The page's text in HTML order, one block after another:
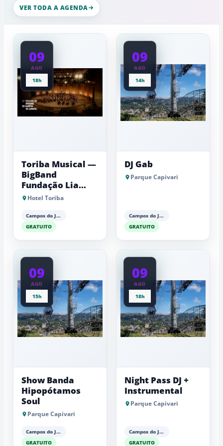
nesta
quinta-
feira
a
VER TODA A AGENDA
09
AGO
18h
Toriba Musical —
BigBand
Fundação Lia
Maria Aguiar
Hotel Toriba
Campos do Jordão
GRATUITO
09
AGO
14h
DJ Gab
Parque Capivari
Campos do Jordão
GRATUITO
09
AGO
15h
Show Banda
Hipopótamos
Soul
Parque Capivari
Campos do Jordão
GRATUITO
09
AGO
18h
Night Pass DJ +
Instrumental
Parque Capivari
Campos do Jordão
GRATUITO